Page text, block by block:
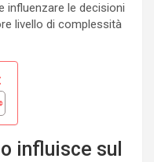
influenzare le decisioni
livello di complessità
influisce sul